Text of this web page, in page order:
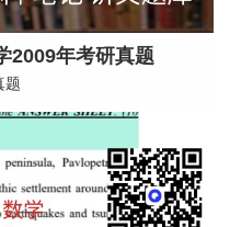
2009年考研真题
题